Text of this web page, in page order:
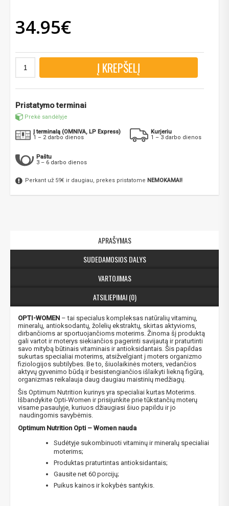
34.95€
Į KREPŠELĮ
Pristatymo terminai
Prekė sandėlyje
Į terminalą (OMNIVA, LP Express)
1 – 2 darbo dienos
Kurjeriu
1 – 3 darbo dienos
Paštu
3 – 6 darbo dienos
Perkant už 59€ ir daugiau, prekes pristatome NEMOKAMAI!
APRAŠYMAS
SUDEDAMOSIOS DALYS
VARTOJIMAS
ATSILIEPIMAI (0)
OPTI-WOMEN – tai specialus kompleksas natūralių vitaminų,
mineralų, antioksodantų, žolelių ekstraktų, skirtas aktyvioms,
dirbančioms ar sportuojančioms moterims. Žinoma šį produktą
gali vartot ir moterys siekiančios pagerinti savijautą ir praturtinti
savo mitybą būtinais vitaminais ir antioksidantais. Šis papildas
sukurtas specialiai moterims, atsižvelgiant į moters organizmo
fiziologijos subtilybes. Be to, šiuolaikinės moters, vedančios
aktyvų gyvenimo būdą ir besistengiančios išlaikyti liekną figūrą,
organizmas reikalauja daug daugiau maistinių medžiagų.
Šis Optimum Nutrition kurinys yra specialiai kurtas Moterims.
Išbandykite Opti-Women ir prisijunkite prie tūkstančių moterų
visame pasaulyje, kuriuos džiaugiasi šiuo papildu ir jo
naudingomis savybėmis.
Optimum Nutrition Opti – Women nauda
Sudėtyje sukombinuoti vitaminų ir mineralų specialiai
moterims;
Produktas praturtintas antioksidantais;
Gausite net 60 porcijų;
Puikus kainos ir kokybės santykis.